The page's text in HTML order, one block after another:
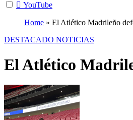
YouTube
Home » El Atlético Madrileño
DESTACADO NOTICIAS
El Atlético